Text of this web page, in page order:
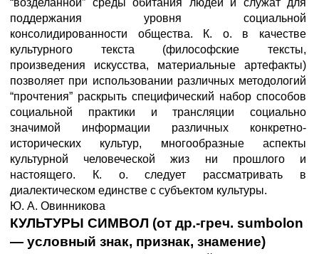
“возделанной” среды обитания людей и служат для
поддержания уровня социальной
консолидированности общества. К. о. в качестве
культурного текста (философские тексты,
произведения искусства, материальные артефакты)
позволяет при использовании различных методологий
“прочтения” раскрыть специфический набор способов
социальной практики и трансляции социально
значимой информации различных конкретно-
исторических культур, многообразные аспекты
культурной человеческой жиз ни прошлого и
настоящего. К. о. следует рассматривать в
диалектическом единстве с субъектом культуры.
Ю. А. Овинникова
КУЛЬТУРЫ СИМВОЛ (от др.-греч. sumbolon
— условный знак, признак, знамение)